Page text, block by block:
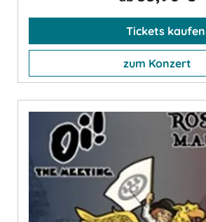
Tickets kaufen
zum Konzert